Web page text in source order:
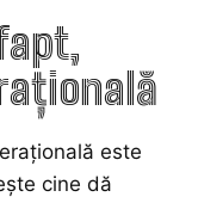
este
cine dă